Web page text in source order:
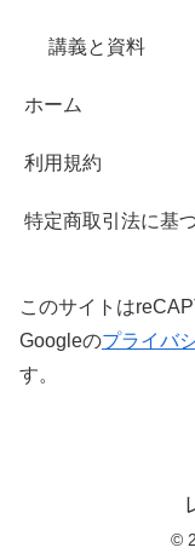
講義と資料
ホーム
利用規約
特定商取引法に基
このサイトは
Googleのプライバ
す。
©